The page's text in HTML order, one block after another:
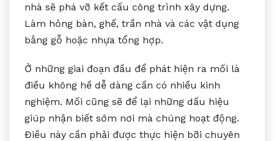
nhà sẽ phá vỡ kết cấu công trình xây dựng.
Làm hỏng bàn, ghế, trần nhà và các vật dụng
bằng gỗ hoặc nhựa tổng hợp.
Ở những giai đoạn đầu để phát hiện ra mối là
điều không hề dễ dàng cần có nhiều kinh
nghiệm. Mối cũng sẽ để lại những dấu hiệu
giúp nhận biết sớm nơi mà chúng hoạt động.
Điều này cần phải được thực hiện bỡi chuyên